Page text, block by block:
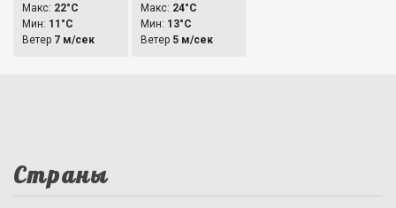
Макс: 22°C
Мин: 11°C
Ветер 7 м/сек
Макс: 24°C
Мин: 13°C
Ветер 5 м/сек
Страны